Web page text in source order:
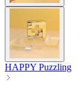
HAPPY Puzzling